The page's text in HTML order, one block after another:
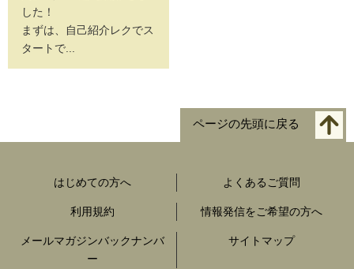
した！
まずは、自己紹介レクでス
タートで...
ページの先頭に戻る
はじめての方へ よくあるご質問
利用規約 情報発信をご希望の方へ
メールマガジンバックナンバ
ー
サイトマップ